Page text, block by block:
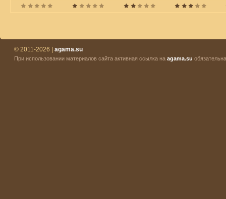
© 2011-2026 | agama.su
При использовании материалов сайта активная ссылка на agama.su